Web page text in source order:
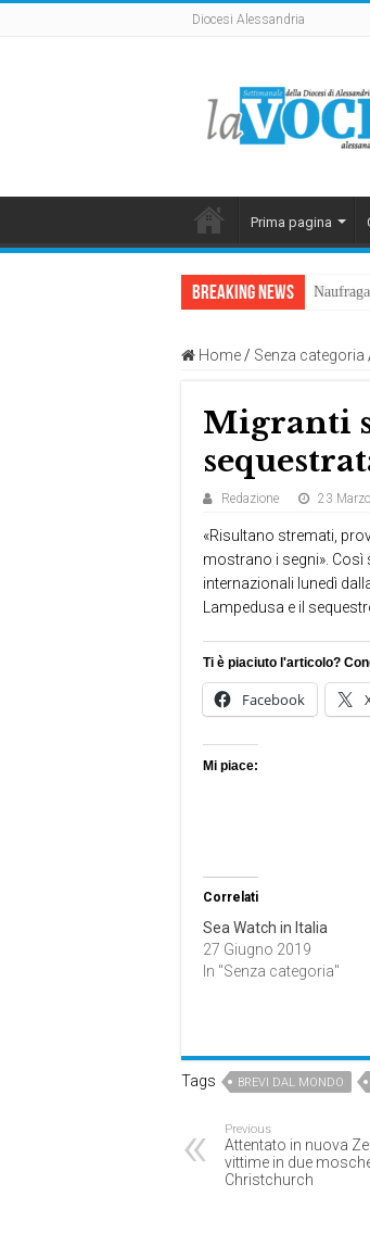
Diocesi Alessandria
Prima pagina
Breaking News
Home / Senza categoria
Migranti
Redazione 23
«Risultano stremati,
mostrano i segni».
internazionali lunedì
Lampedusa e il
Ti è piaciuto l'articolo?
Facebook
Mi piace:
Correlati
Sea Watch in Italia
27 Giugno 2019
In "Senza categoria"
Tags BREVI DAL MONDO
Previous
Attentato in nuova
vittime in due
Christchurch